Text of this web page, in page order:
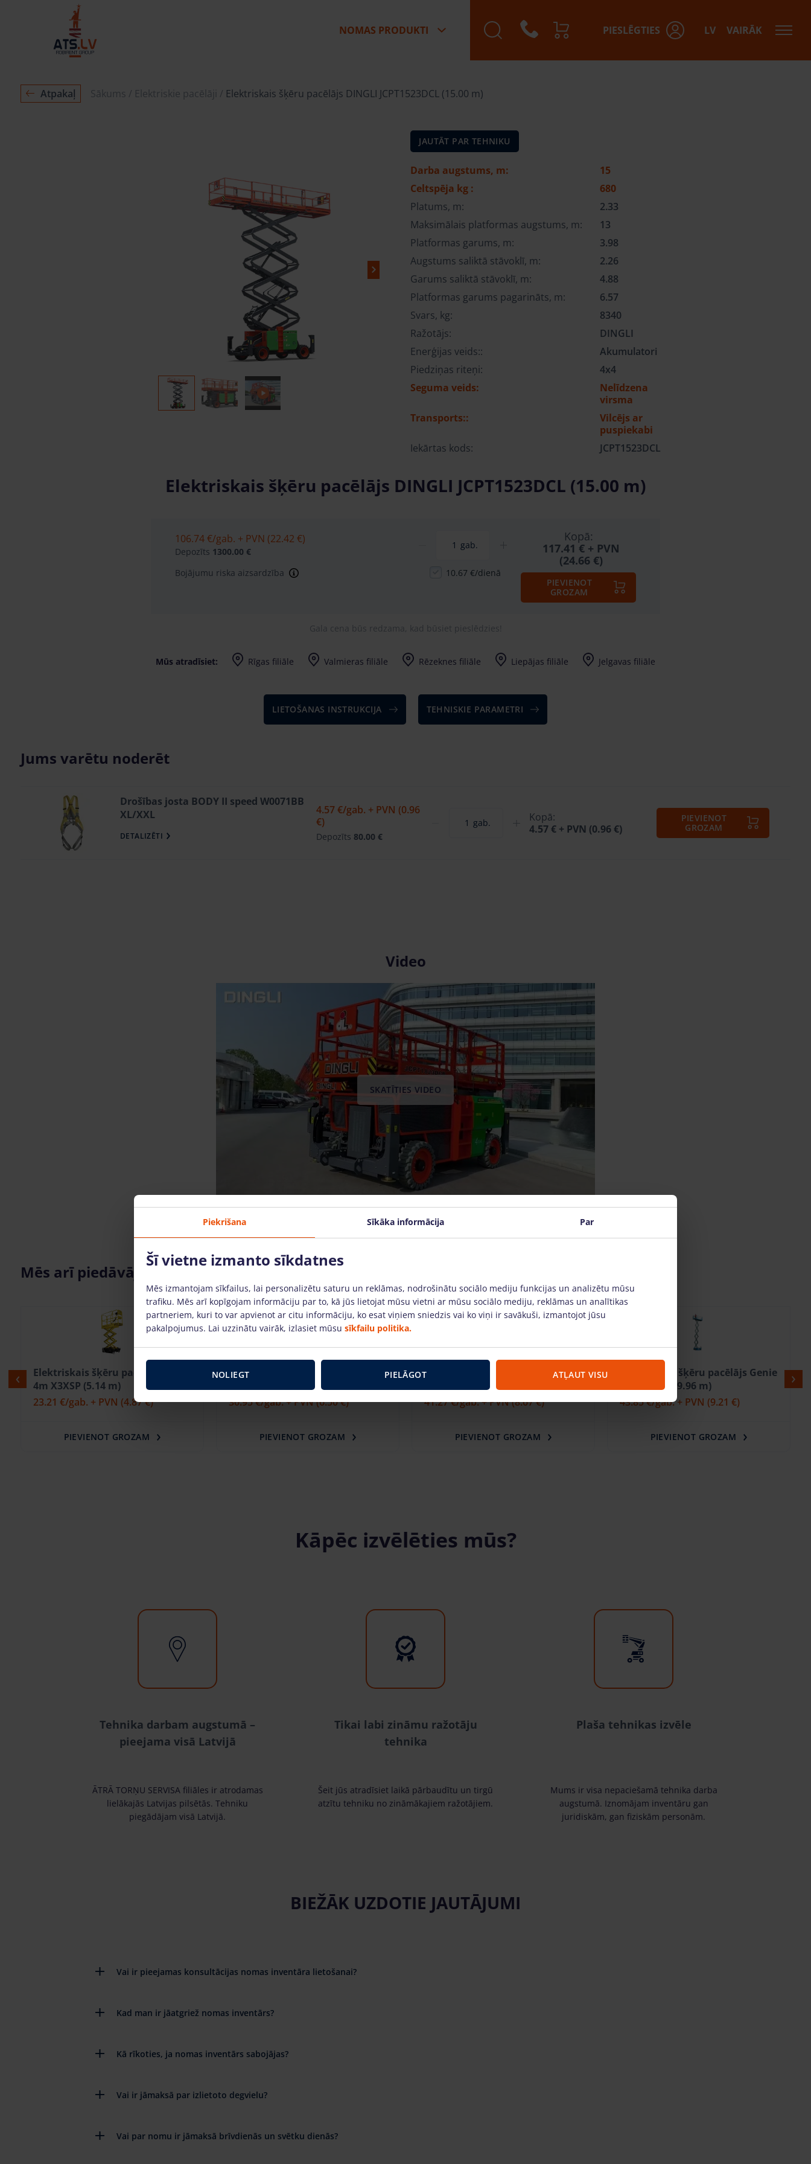
NOMAS PRODUKTI PIESLĒGTIES LV VAIRĀK
Atpakaļ Sākums Elektriskie pacēlāji Elektriskais šķēru pacēlājs DINGLI JCPT1523DCL (15.00 m)
JAUTĀT PAR TEHNIKU
Darba augstums, m:
15
Celtspēja kg :
680
Platums, m:
2.33
Maksimālais platformas augstums, m:
13
Platformas garums, m:
3.98
Augstums saliktā stāvoklī, m:
2.26
Garums saliktā stāvoklī, m:
4.88
Platformas garums pagarināts, m:
6.57
Svars, kg:
8340
Ražotājs:
DINGLI
Enerģijas veids::
Akumulatori
Piedziņas riteņi:
4x4
Seguma veids:
Nelīdzena
virsma
Transports::
Vilcējs ar
puspiekabi
Iekārtas kods:
JCPT1523DCL
Elektriskais šķēru pacēlājs DINGLI JCPT1523DCL (15.00 m)
106.74 €/gab. + PVN (22.42 €)
Depozīts 1300.00 €
gab.
Bojājumu riska aizsardzība 10.67 €/dienā
Kopā:
117.41 €+ PVN
(24.66 €)
PIEVIENOT
GROZAM
Gala cena būs redzama, kad būsiet pieslēdzies!
Mūs atradīsiet: Rīgas filiāle Valmieras filiāle Rēzeknes filiāle Liepājas filiāle Jelgavas filiāle
LIETOŠANAS INSTRUKCIJA TEHNISKIE PARAMETRI
Jums varētu noderēt
Drošības josta BODY II speed W0071BB
XL/XXL
DETALIZĒTI
4.57 €/gab. + PVN (0.96
€)
Depozīts 80.00 €
gab.
Kopā:
4.57 €+ PVN (0.96 €)
PIEVIENOT
GROZAM
Video
SKATĪTIES VIDEO
Mēs arī piedāvājam
Elektriskais šķēru pacēlājs BOSS
4m X3XSP (5.14 m)
23.21 €/gab. + PVN (4.87 €)
PIEVIENOT GROZAM
Elektriskais šķēru pacēlājs Genie
5m GS1532 (6.60 m)
30.95 €/gab. + PVN(6.50 €)
PIEVIENOT GROZAM
Elektriskais šķēru pacēlājs Genie
8m GS2632 (9.96 m)
41.27 €/gab. + PVN(8.67 €)
PIEVIENOT GROZAM
Elektriskais šķēru pacēlājs Genie
8m GS2646 (9.96 m)
43.85 €/gab. + PVN (9.21 €)
PIEVIENOT GROZAM
Kāpēc izvēlēties mūs?
Tehnika darbam augstumā –
pieejama visā Latvijā
ĀTRĀ TORŅU SERVISA filiāles ir atrodamas
lielākajās Latvijas pilsētās. Tehniku
piegādājam visā Latvijā.
Tikai labi zināmu ražotāju
tehnika
Šeit jūs atradīsiet laikā pārbaudītu un tirgū
atzītu tehniku no zināmākajiem ražotājiem.
Plaša tehnikas izvēle
Mums ir visa nepaciešamā tehnika darba
augstumā. Iznomājam inventāru gan
juridiskām, gan fiziskām personām.
BIEŽĀK UZDOTIE JAUTĀJUMI
Vai ir pieejamas konsultācijas nomas inventāra lietošanai?
Kad man ir jāatgriež nomas inventārs?
Kā rīkoties, ja nomas inventārs sabojājas?
Vai ir jāmaksā par izlietoto degvielu?
Vai par nomu ir jāmaksā brīvdienās un svētku dienās?
Piekrišana Sīkāka informācija Par
Šī vietne izmanto sīkdatnes
Mēs izmantojam sīkfailus, lai personalizētu saturu un reklāmas, nodrošinātu sociālo mediju funkcijas un analizētu mūsu
trafiku. Mēs arī kopīgojam informāciju par to, kā jūs lietojat mūsu vietni ar mūsu sociālo mediju, reklāmas un analītikas
partneriem, kuri to var apvienot ar citu informāciju, ko esat viņiem sniedzis vai ko viņi ir savākuši, izmantojot jūsu
pakalpojumus. Lai uzzinātu vairāk, izlasiet mūsu sīkfailu politika.
NOLIEGT PIELĀGOT ATĻAUT VISU